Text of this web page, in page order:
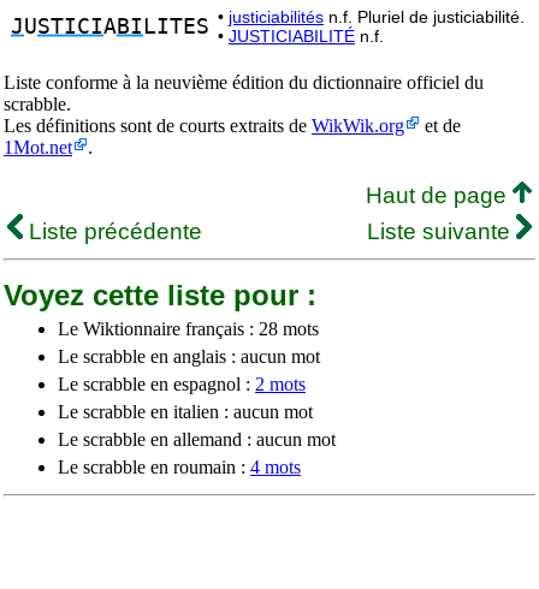
JUSTICIABI LITES • justiciabilités n.f. Pluriel de justiciabilité.
• JUSTICIABILITÉ n.f.
Liste conforme à la neuvième édition du dictionnaire officiel du
scrabble.
Les définitions sont de courts extraits de WikWik.org
et de
1Mot.net
.
Haut de page
Liste précédente
Liste suivante
Voyez cette liste pour :
Le Wiktionnaire français : 28 mots
Le scrabble en anglais : aucun mot
Le scrabble en espagnol : 2 mots
Le scrabble en italien : aucun mot
Le scrabble en allemand : aucun mot
Le scrabble en roumain : 4 mots